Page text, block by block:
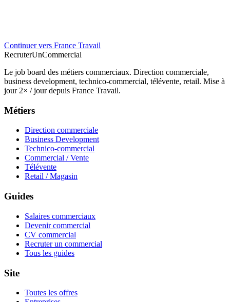
Continuer vers France Travail
RecruterUnCommercial
Le job board des métiers commerciaux. Direction commerciale,
business development, technico-commercial, télévente, retail. Mise à
jour 2× / jour depuis France Travail.
Métiers
Direction commerciale
Business Development
Technico-commercial
Commercial / Vente
Télévente
Retail / Magasin
Guides
Salaires commerciaux
Devenir commercial
CV commercial
Recruter un commercial
Tous les guides
Site
Toutes les offres